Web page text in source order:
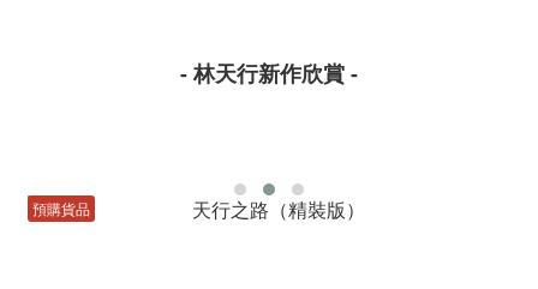
- 林天行新作欣賞 -
預購貨品